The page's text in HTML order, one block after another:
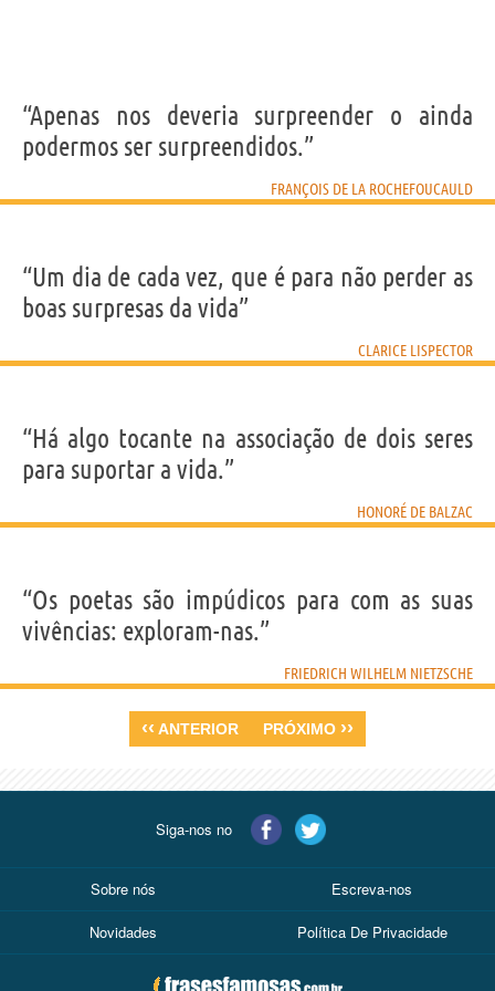
“Apenas nos deveria surpreender o ainda
podermos ser surpreendidos.”
FRANÇOIS DE LA ROCHEFOUCAULD
“Um dia de cada vez, que é para não perder as
boas surpresas da vida”
CLARICE LISPECTOR
“Há algo tocante na associação de dois seres
para suportar a vida.”
HONORÉ DE BALZAC
“Os poetas são impúdicos para com as suas
vivências: exploram-nas.”
FRIEDRICH WILHELM NIETZSCHE
‹‹ ANTERIOR PRÓXIMO ››
Siga-nos no
Sobre nós Escreva-nos
Novidades Política De Privacidade